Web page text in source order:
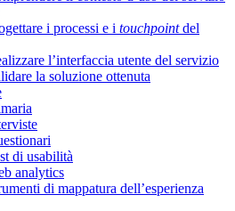
i processi e i touchpointdel
l’interfaccia utente del servizio
la soluzione ottenuta
di usabilità
analytics
di mappatura dell’esperienza